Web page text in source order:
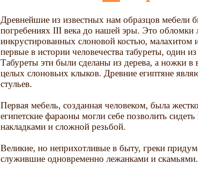
Древнейшие из известных нам образцов мебели
погребениях III века до нашей эры. Это обломки
инкрустированных слоновой костью,
первые в истории человечества табуреты, один
Табуреты эти были сделаны из дерева, а ножки
целых слоновьих клыков. Древние египтяне
стульев.
Первая мебель, созданная человеком, была
египетские фараоны могли себе позволить
накладками и сложной резьбой.
Великие, но неприхотливые в быту, греки
служившие одновременно лежанками и скамьями.